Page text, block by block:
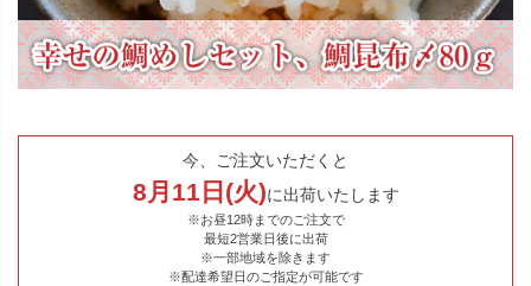
今、ご注文いただくと
8 月 11 日(火)に出荷いたします
※お昼12時までのご注文で
最短2営業日後に出荷
※一部地域を除きます
※配達希望日のご指定が可能です